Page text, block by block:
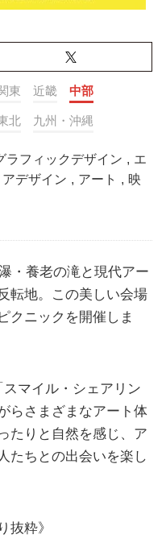
東 近畿 中部
北 九州・沖縄
ラフィックデザイン , エ
アデザイン , アート , 映
・養老の滝と現代アー
転地。この美しい会場
クニックを開催しま
マイル・シェアリン
らさまざまなアート体
たりと自然を感じ、ア
たちとの出会いを楽し
抜粋》